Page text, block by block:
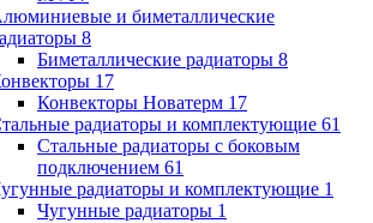
и биметаллические
8
Биметаллические радиаторы 8
17
Конвекторы Новатерм 17
радиаторы и комплектующие 61
Стальные радиаторы с боковым
подключением 61
радиаторы и комплектующие 1
Чугунные радиаторы 1